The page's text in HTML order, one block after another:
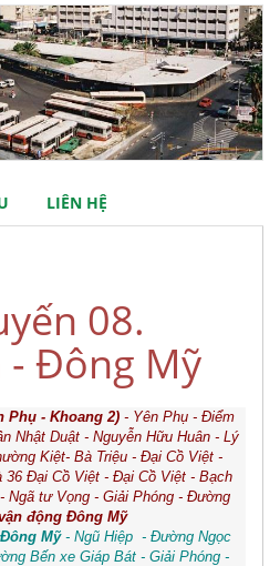
LIÊN HỆ
08.
- Đông Mỹ
Phụ - Khoang 2) - Yên Phụ - Điểm
Nhật Duật - Nguyễn Hữu Huân - Lý
Kiệt- Bà Triệu - Đại Cồ Việt -
36 Đại Cồ Việt - Đại Cồ Việt - Bạch
Ngã tư Vọng - Giải Phóng - Đường
động Đông Mỹ
Mỹ- Ngũ Hiệp - Đường Ngọc
Bến xe Giáp Bát - Giải Phóng -